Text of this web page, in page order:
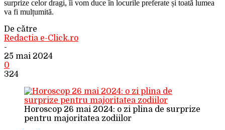
surprize celor dragi, îi vom duce în locurile preferate și toată lumea
va fi mulțumită.
De către
Redactia e-Click.ro
-
25 mai 2024
0
324
Horoscop 26 mai 2024: o zi plina de surprize
pentru majoritatea zodiilor